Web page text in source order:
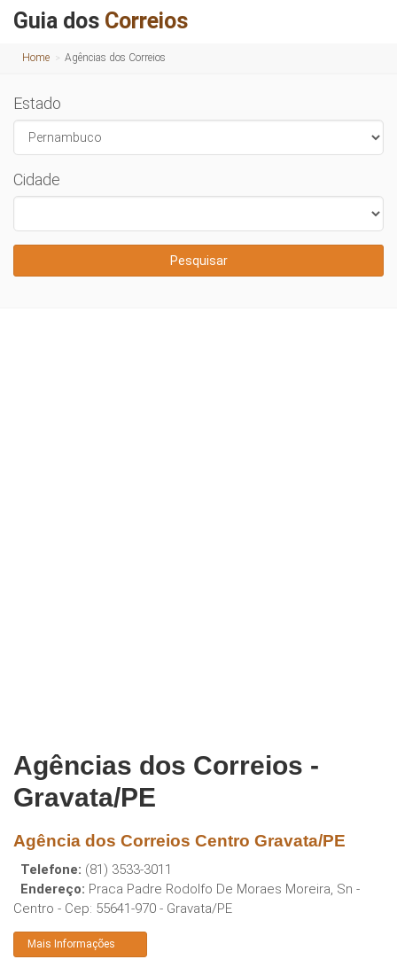
Guia dos Correios
Home Agências dos Correios
Estado
Cidade
Pesquisar
Agências dos Correios -
Gravata/PE
Agência dos Correios Centro Gravata/PE
Telefone: (81) 3533-3011
Endereço: Praca Padre Rodolfo De Moraes Moreira, Sn -
Centro - Cep: 55641-970 - Gravata/PE
Mais Informações